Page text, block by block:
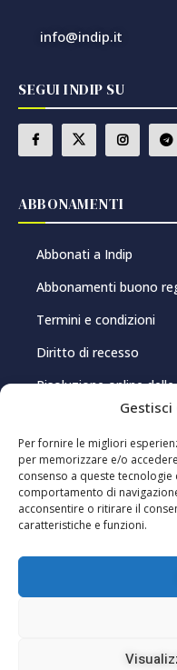
Gestisci
Per fornire le migliori
per memorizzare e/o
consenso a queste
comportamento di
acconsentire o ritirare il
caratteristiche e funzioni.
info@indip.it
SEGUI INDIP SU
ABBONAMENTI
Abbonati a Indip
Abbonamenti buono
Termini e condizioni
Diritto di recesso
Risoluzione online
PRIVACY E COOKIE
Privacy Policy
Cookie Policy
Editoriale Indip Srl – P.IVA
responsabile: